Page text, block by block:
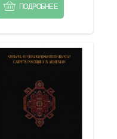
ПОДРОБНЕЕ